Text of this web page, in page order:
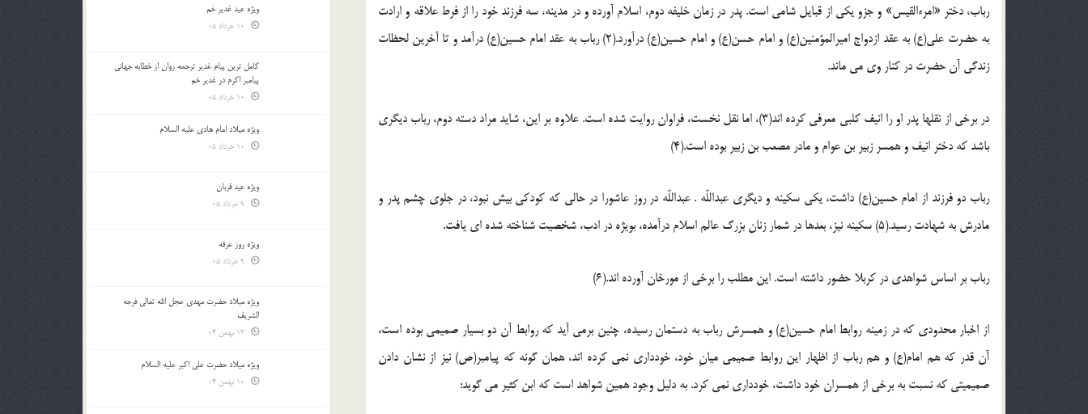
رباب، دختر «امرءالقیس» و جزو یکی از قبایل شامی است. پدر در زمان خلیفه دوم، اسلام آورده و در مدینه، سه فرزند خود را از فرط علاقه و ارادت
به حضرت علی(ع) به عقد ازدواج امیرالمؤمنین(ع) و امام حسن(ع) و امام حسین(ع) درآورد.(2) رباب به عقد امام حسین(ع) درآمد و تا آخرین لحظات
زندگی آن حضرت در کنار وی می ماند.
در برخی از نقلها پدر او را انیف کلبی معرفی کرده اند(3)، اما نقل نخست، فراوان روایت شده است. علاوه بر این، شاید مراد دسته دوم، رباب دیگری
باشد که دختر انیف و همسر زبیر بن عوام و مادر مصعب بن زبیر بوده است.(4)
رباب دو فرزند از امام حسین(ع) داشت، یکی سکینه و دیگری عبداللّه . عبداللّه در روز عاشورا در حالی که کودکی بیش نبود، در جلوی چشم پدر و
مادرش به شهادت رسید.(5) سکینه نیز، بعدها در شمار زنان بزرگ عالم اسلام درآمده، بویژه در ادب، شخصیت شناخته شده ای یافت.
رباب بر اساس شواهدی در کربلا حضور داشته است. این مطلب را برخی از مورخان آورده اند.(6)
از اخبار محدودی که در زمینه روابط امام حسین(ع) و همسرش رباب به دستمان رسیده، چنین برمی آید که روابط آن دو بسیار صمیمی بوده است،
آن قدر که هم امام(ع) و هم رباب از اظهار این روابط صمیمی میانِ خود، خودداری نمی کرده اند، همان گونه که پیامبر(ص) نیز از نشان دادن
صمیمیتی که نسبت به برخی از همسران خود داشت، خودداری نمی کرد. به دلیل وجود همین شواهد است که ابن کثیر می گوید:
ویژه عید غدیر خم
کامل ترین پیام غدیر ترجمه روان از خطابه جهانی
پیامبر اکرم در غدیر خم
ویژه میلاد امام هادی علیه السلام
ویژه عید قربان
ویژه روز عرفه
ویژه میلاد حضرت مهدی عجل الله تعالی فرجه
الشريف
ویژه میلاد حضرت علی اکبر علیه السلام